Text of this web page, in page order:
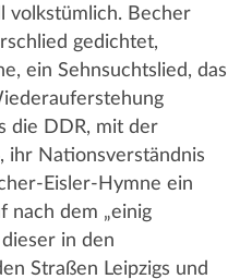
volkstümlich. Becher
gedichtet,
ein Sehnsuchtslied, das
die DDR, mit der
ihr Nationsverständnis
Eisler-Hymne ein
nach dem „einig
in den
Straßen Leipzigs und